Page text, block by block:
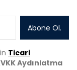
Abone Ol.
Ticari
Aydınlatma